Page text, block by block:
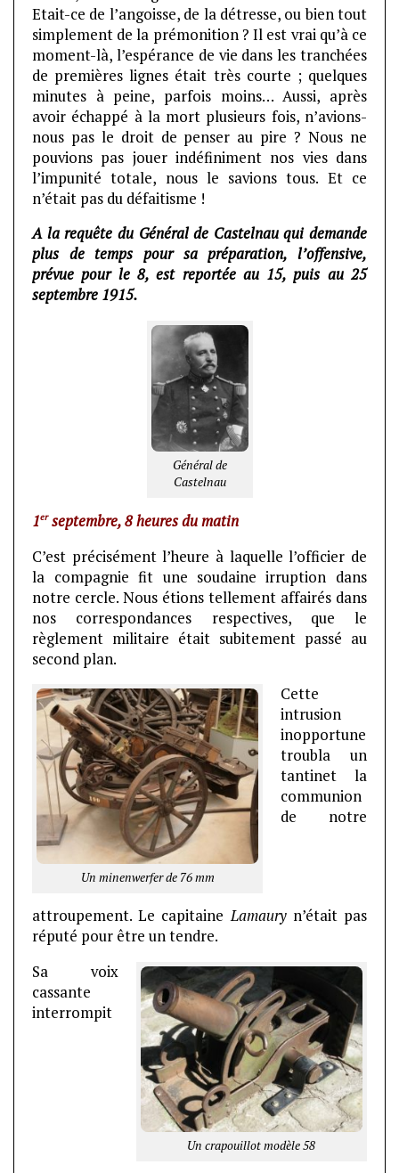
Etait-ce de l’angoisse, de la détresse, ou bien tout
simplement de la prémonition ? Il est vrai qu’à ce
moment-là, l’espérance de vie dans les tranchées
de premières lignes était très courte ; quelques
minutes à peine, parfois moins… Aussi, après
avoir échappé à la mort plusieurs fois, n’avions-
nous pas le droit de penser au pire ? Nous ne
pouvions pas jouer indéfiniment nos vies dans
l’impunité totale, nous le savions tous. Et ce
n’était pas du défaitisme !
A la requête du Général de Castelnau qui demande
plus de temps pour sa préparation, l’offensive,
prévue pour le 8, est reportée au 15, puis au 25
septembre 1915.
Général de
Castelnau
1erseptembre, 8 heures du matin
C’est précisément l’heure à laquelle l’officier de
la compagnie fit une soudaine irruption dans
notre cercle. Nous étions tellement affairés dans
nos correspondances respectives, que le
règlement militaire était subitement passé au
second plan.
Un minenwerfer de 76 mm
Cette
intrusion
inopportune
troubla un
tantinet la
communion
de notre
attroupement. Le capitaineLamaury n’était pas
réputé pour être un tendre.
Un crapouillot modèle 58
Sa voix
cassante
interrompit